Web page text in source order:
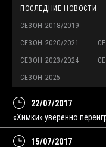
ПОСЛЕДНИЕ НОВОСТИ
СЕЗОН 2018/2019
СЕЗОН 2020/2021
СЕЗОН 2023/2024
СЕЗОН 2025
22/07/2017
«Химки» уверенно
15/07/2017